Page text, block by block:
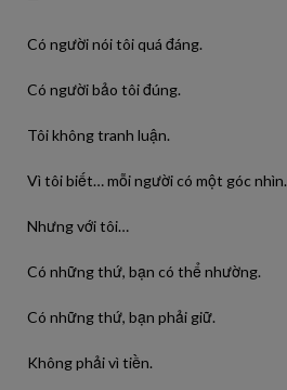
Có người nói tôi quá đáng.
Có người bảo tôi đúng.
Tôi không tranh luận.
Vì tôi biết… mỗi người có một góc nhìn.
Nhưng với tôi…
Có những thứ, bạn có thể nhường.
Có những thứ, bạn phải giữ.
Không phải vì tiền.